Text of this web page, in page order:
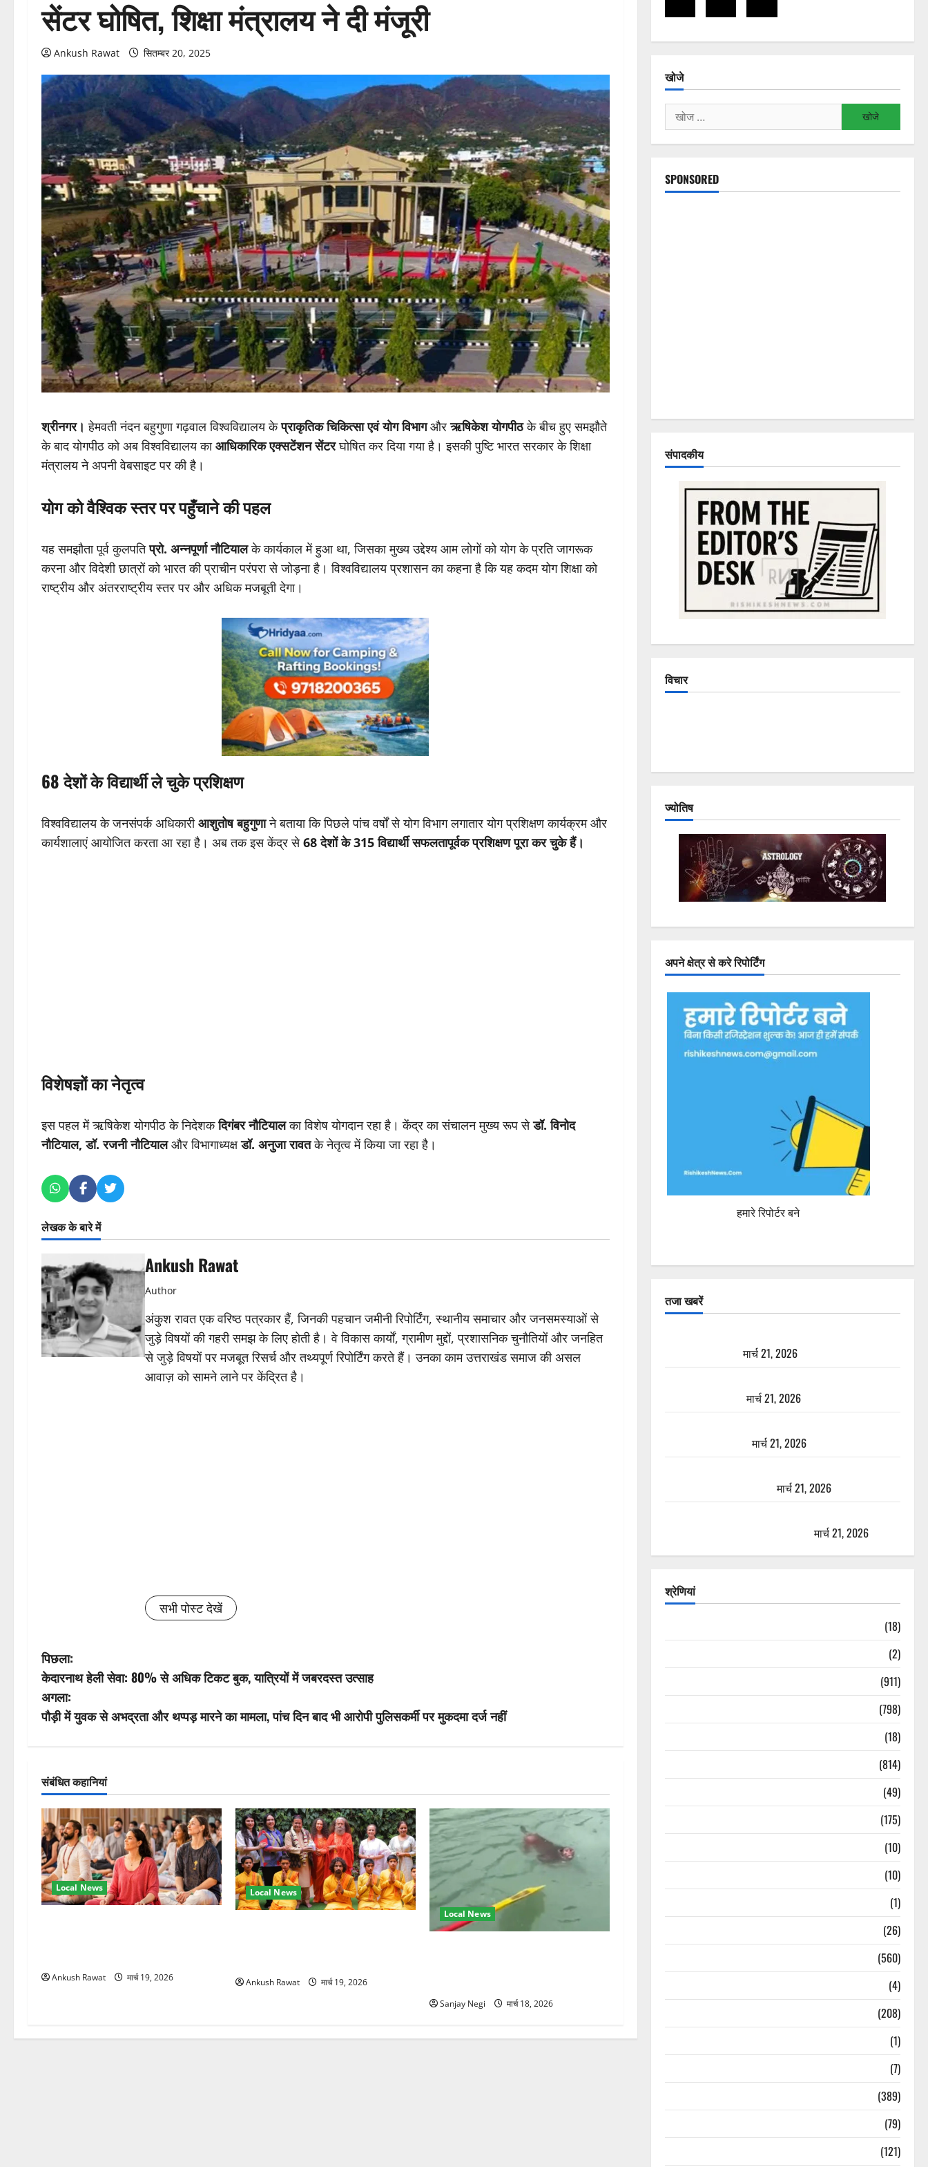
सेंटर घोषित, शिक्षा मंत्रालय ने दी मंजूरी
Ankush Rawat सितम्बर 20, 2025
श्रीनगर। हेमवती नंदन बहुगुणा गढ़वाल विश्वविद्यालय केप्राकृतिक चिकित्सा एवं योग विभागऔरऋषिकेश योगपीठके बीच हुए समझौते
के बाद योगपीठ को अब विश्वविद्यालय काआधिकारिक एक्सटेंशन सेंटरघोषित कर दिया गया है। इसकी पुष्टि भारत सरकार के शिक्षा
मंत्रालय ने अपनी वेबसाइट पर की है।
योग को वैश्विक स्तर पर पहुँचाने की पहल
यह समझौता पूर्व कुलपतिप्रो. अन्नपूर्णा नौटियालके कार्यकाल में हुआ था, जिसका मुख्य उद्देश्य आम लोगों को योग के प्रति जागरूक
करना और विदेशी छात्रों को भारत की प्राचीन परंपरा से जोड़ना है। विश्वविद्यालय प्रशासन का कहना है कि यह कदम योग शिक्षा को
राष्ट्रीय और अंतरराष्ट्रीय स्तर पर और अधिक मजबूती देगा।
68 देशों के विद्यार्थी ले चुके प्रशिक्षण
विश्वविद्यालय के जनसंपर्क अधिकारीआशुतोष बहुगुणाने बताया कि पिछले पांच वर्षों से योग विभाग लगातार योग प्रशिक्षण कार्यक्रम और
कार्यशालाएं आयोजित करता आ रहा है। अब तक इस केंद्र से68 देशों के 315 विद्यार्थी सफलतापूर्वक प्रशिक्षण पूरा कर चुके हैं।
विशेषज्ञों का नेतृत्व
इस पहल में ऋषिकेश योगपीठ के निदेशकदिगंबर नौटियालका विशेष योगदान रहा है। केंद्र का संचालन मुख्य रूप सेडॉ. विनोद
नौटियाल, डॉ. रजनी नौटियालऔर विभागाध्यक्षडॉ. अनुजा रावतके नेतृत्व में किया जा रहा है।
लेखक के बारे में
Ankush Rawat
Author
अंकुश रावत एक वरिष्ठ पत्रकार हैं, जिनकी पहचान जमीनी रिपोर्टिंग, स्थानीय समाचार और जनसमस्याओं से
जुड़े विषयों की गहरी समझ के लिए होती है। वे विकास कार्यों, ग्रामीण मुद्दों, प्रशासनिक चुनौतियों और जनहित
से जुड़े विषयों पर मजबूत रिसर्च और तथ्यपूर्ण रिपोर्टिंग करते हैं। उनका काम उत्तराखंड समाज की असल
आवाज़ को सामने लाने पर केंद्रित है।
सभी पोस्ट देखें
पो
स्ट
ने
गे
श
न
पिछला:
केदारनाथ हेली सेवा: 80% से अधिक टिकट बुक, यात्रियों में जबरदस्त उत्साह
अगला:
पौड़ी में युवक से अभद्रता और थप्पड़ मारने का मामला, पांच दिन बाद भी आरोपी पुलिसकर्मी पर मुकदमा दर्ज नहीं
संबंधित कहानियां
Local News
Ankush Rawat मार्च 19, 2026
Local News
Ankush Rawat मार्च 19, 2026
Local News
Sanjay Negi मार्च 18, 2026
खोजे
निम्न
को
खोजें:
SPONSORED
संपादकीय
विचार
ज्योतिष
अपने क्षेत्र से करे रिपोर्टिंग
हमारे रिपोर्टर बने
तजा खबरें
मार्च 21, 2026
मार्च 21, 2026
मार्च 21, 2026
मार्च 21, 2026
मार्च 21, 2026
श्रेणियां
(18)
(2)
(911)
(798)
(18)
(814)
(49)
(175)
(10)
(10)
(1)
(26)
(560)
(4)
(208)
(1)
(7)
(389)
(79)
(121)